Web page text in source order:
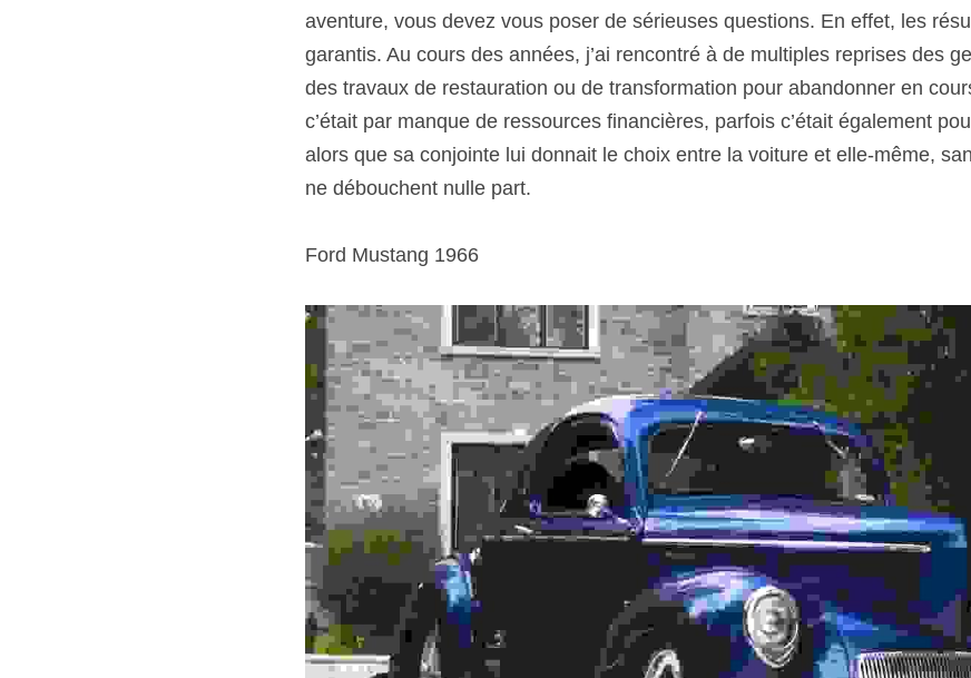
aventure, vous devez vous poser de sérieuses questions. En effet, les
garantis. Au cours des années, j’ai rencontré à de multiples reprises des
des travaux de restauration ou de transformation pour abandonner en
c’était par manque de ressources financières, parfois c’était également
alors que sa conjointe lui donnait le choix entre la voiture et elle-même,
ne débouchent nulle part.
Ford Mustang 1966